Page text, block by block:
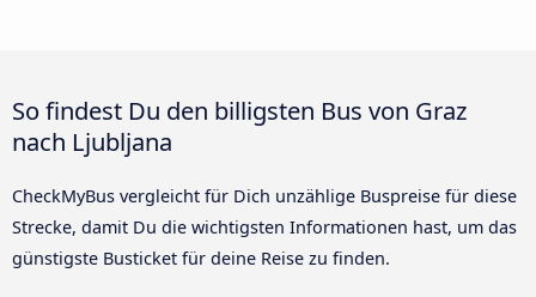
So findest Du den billigsten Bus von Graz
nach Ljubljana
CheckMyBus vergleicht für Dich unzählige Buspreise für diese
Strecke, damit Du die wichtigsten Informationen hast, um das
günstigste Busticket für deine Reise zu finden.